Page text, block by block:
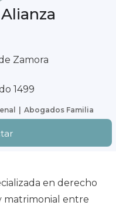
Zamora
1499
Abogados Familia
en derecho
matrimonial entre